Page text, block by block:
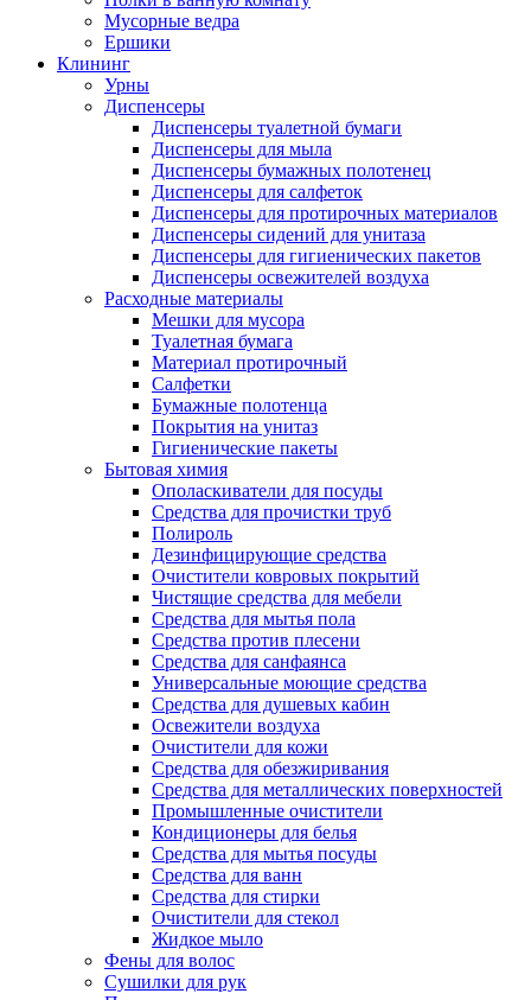
Мусорные ведра
Ершики
Клининг
Урны
Диспенсеры
Диспенсеры туалетной бумаги
Диспенсеры для мыла
Диспенсеры бумажных полотенец
Диспенсеры для салфеток
Диспенсеры для протирочных материалов
Диспенсеры сидений для унитаза
Диспенсеры для гигиенических пакетов
Диспенсеры освежителей воздуха
Расходные материалы
Мешки для мусора
Туалетная бумага
Материал протирочный
Салфетки
Бумажные полотенца
Покрытия на унитаз
Гигиенические пакеты
Бытовая химия
Ополаскиватели для посуды
Средства для прочистки труб
Полироль
Дезинфицирующие средства
Очистители ковровых покрытий
Чистящие средства для мебели
Средства для мытья пола
Средства против плесени
Средства для санфаянса
Универсальные моющие средства
Средства для душевых кабин
Освежители воздуха
Очистители для кожи
Средства для обезжиривания
Средства для металлических поверхностей
Промышленные очистители
Кондиционеры для белья
Средства для мытья посуды
Средства для ванн
Средства для стирки
Очистители для стекол
Жидкое мыло
Фены для волос
Сушилки для рук